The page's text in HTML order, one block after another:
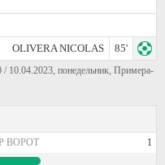
OLIVERA NICOLAS
85'
10.04.2023, понедельник, Примера-
ВОРОТ 1